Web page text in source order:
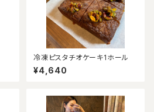
冷凍ピスタチオケーキ1ホール
¥4,640